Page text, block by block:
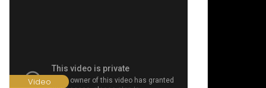
Video